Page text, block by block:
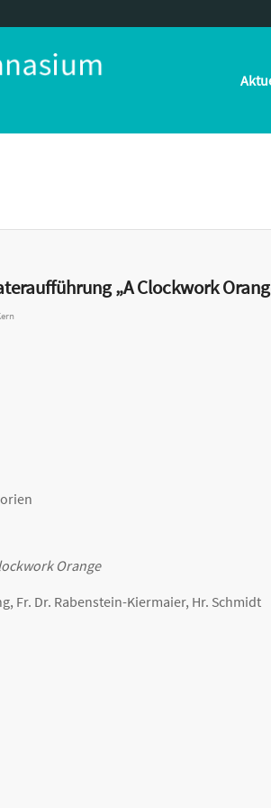
„A Clockwork
Orange
Fr. Dr. Rabenstein-Kiermaier, Hr. Schmidt